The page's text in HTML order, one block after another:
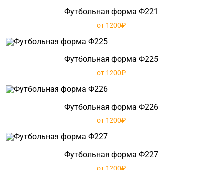
Футбольная форма Ф221
от 1200₽
Футбольная форма Ф225
от 1200₽
Футбольная форма Ф226
от 1200₽
Футбольная форма Ф227
от 1200₽